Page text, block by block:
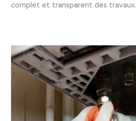
complet et transparent des travaux.